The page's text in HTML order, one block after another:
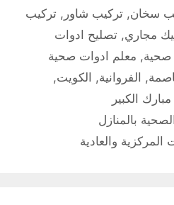
سخان, تركيب شاور , تركيب
مجاري, تصليح ادوات
صحية, معلم ادوات صحية
, الفروانية, الكويت,
مبارك الكبير
بالمنازل
والعادية